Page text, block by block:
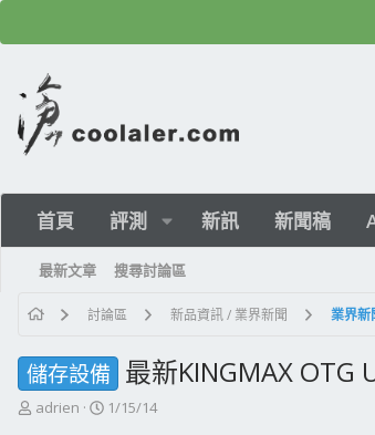
首頁 評測 新訊 新聞稿
最新文章 搜尋討論區
討論區 新品資訊 / 業界新聞 業界新
儲存設備 最新KINGMAX OTG
主
adrien
開
1/15/14